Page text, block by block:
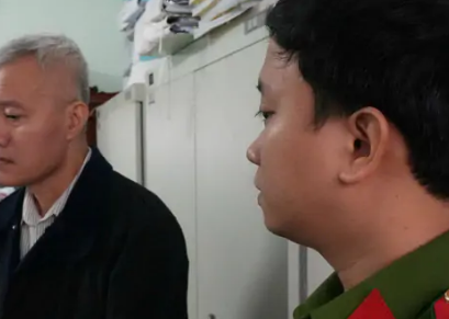
Tiếng nói công dân
An ninh - Hình sự
Kinh tế vĩ mô
Hồ sơ doanh
nghiệp
Xu hướng thị
trường
Tiêu dùng và dư
INFOCUS